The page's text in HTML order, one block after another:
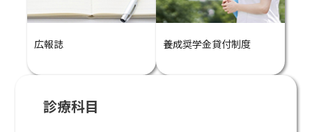
広報誌 養成奨学金貸付制度
診療科目